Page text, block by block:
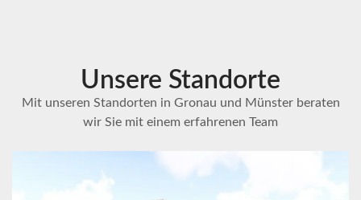
Unsere Standorte
Mit unseren Standorten in Gronau und Münster beraten
wir Sie mit einem erfahrenen Team